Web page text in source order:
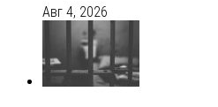
Авг 4, 2026